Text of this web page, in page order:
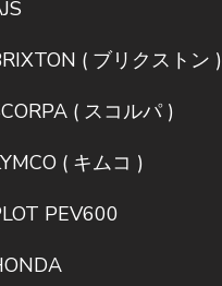
( ブリクストン )
( スコルパ )
( キムコ )
PEV600